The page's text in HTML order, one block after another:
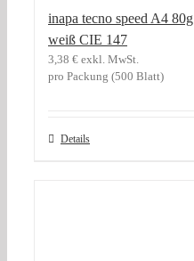
inapa tecno speed A4 80g
weiß CIE 147
3,38 € exkl. MwSt.
pro Packung (500 Blatt)
Details